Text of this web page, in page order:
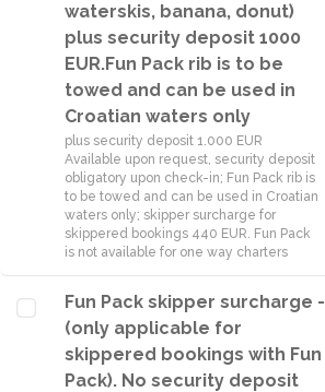
waterskis, banana, donut)
plus security deposit 1000
EUR.Fun Pack rib is to be
towed and can be used in
Croatian waters only
plus security deposit 1.000 EUR
Available upon request, security deposit
obligatory upon check-in; Fun Pack rib is
to be towed and can be used in Croatian
waters only; skipper surcharge for
skippered bookings 440 EUR. Fun Pack
is not available for one way charters
Fun Pack skipper surcharge -
(only applicable for
skippered bookings with Fun
Pack). No security deposit